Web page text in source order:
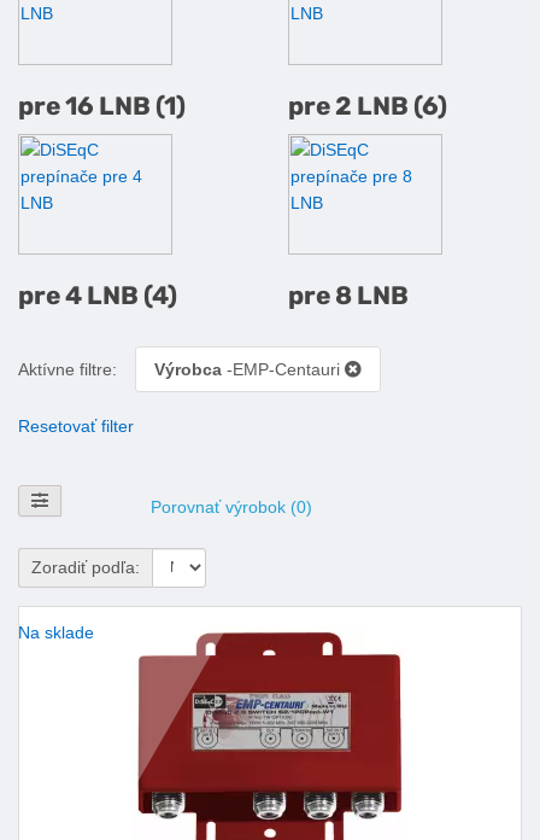
pre 16 LNB (1) pre 2 LNB (6)
pre 4 LNB (4) pre 8 LNB
Aktívne filtre: Výrobca -EMP-Centauri
Resetovať filter
Zobraziť filtre Porovnať výrobok (0)
Zoradiť podľa:
Na sklade